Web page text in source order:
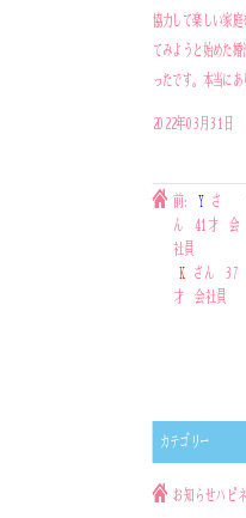
協力して楽しい家
てみようと始めた
ったです。本当にあ
2022年03月31日
前: Y さ
ん 41才 会
社員
K さん 37
才 会社員
カテゴリー
お知らせハピ